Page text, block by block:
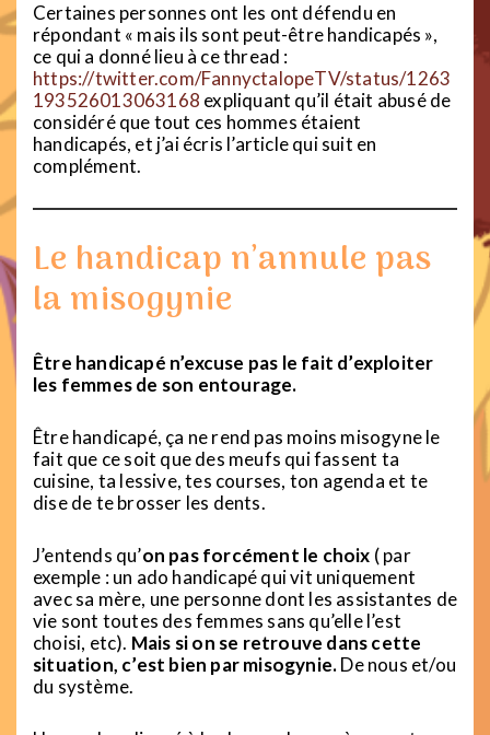
Certaines personnes ont les ont défendu en
répondant « mais ils sont peut-être handicapés »,
ce qui a donné lieu à ce thread :
https://twitter.com/FannyctalopeTV/status/1263
193526013063168 expliquant qu’il était abusé de
considéré que tout ces hommes étaient
handicapés, et j’ai écris l’article qui suit en
complément.
Le handicap n’annule pas
la misogynie
Être handicapé n’excuse pas le fait d’exploiter
les femmes de son entourage.
Être handicapé, ça ne rend pas moins misogyne le
fait que ce soit que des meufs qui fassent ta
cuisine, ta lessive, tes courses, ton agenda et te
dise de te brosser les dents.
J’entends qu’on pas forcément le choix ( par
exemple : un ado handicapé qui vit uniquement
avec sa mère, une personne dont les assistantes de
vie sont toutes des femmes sans qu’elle l’est
choisi, etc). Mais si on se retrouve dans cette
situation, c’est bien par misogynie.De nous et/ou
du système.